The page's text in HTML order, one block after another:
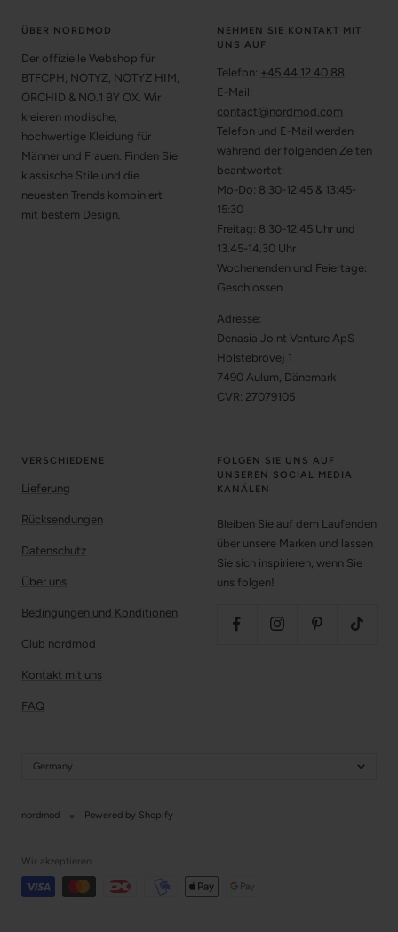
ÜBER NORDMOD
Der offizielle Webshop für
BTFCPH, NOTYZ, NOTYZ HIM,
ORCHID & NO.1 BY OX. Wir
kreieren modische,
hochwertige Kleidung für
Männer und Frauen. Finden Sie
klassische Stile und die
neuesten Trends kombiniert
mit bestem Design.
NEHMEN SIE KONTAKT MIT
UNS AUF
Telefon: +45 44 12 40 88
E-Mail:
contact@nordmod.com
Telefon und E-Mail werden
während der folgenden Zeiten
beantwortet:
Mo-Do: 8:30-12:45 & 13:45-
15:30
Freitag: 8.30-12.45 Uhr und
13.45-14.30 Uhr
Wochenenden und Feiertage:
Geschlossen
Adresse:
Denasia Joint Venture ApS
Holstebrovej 1
7490 Aulum, Dänemark
CVR: 27079105
VERSCHIEDENE
Lieferung
Rücksendungen
Datenschutz
Über uns
Bedingungen und Konditionen
Club nordmod
Kontakt mit uns
FAQ
FOLGEN SIE UNS AUF
UNSEREN SOCIAL MEDIA
KANÄLEN
Bleiben Sie auf dem Laufenden
über unsere Marken und lassen
Sie sich inspirieren, wenn Sie
uns folgen!
Germany
nordmod Powered by Shopify
Wir akzeptieren